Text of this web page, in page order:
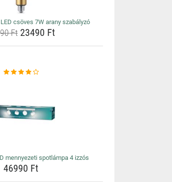
csöves 7W arany szabályzó
Ft 23490 Ft
mennyezeti spotlámpa 4 izzós
46990 Ft